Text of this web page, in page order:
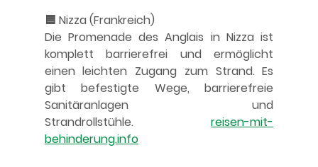
🟦 Nizza (Frankreich)
Die Promenade des Anglais in Nizza ist
komplett barrierefrei und ermöglicht
einen leichten Zugang zum Strand. Es
gibt befestigte Wege, barrierefreie
Sanitäranlagen und
Strandrollstühle. reisen-mit-
behinderung.info